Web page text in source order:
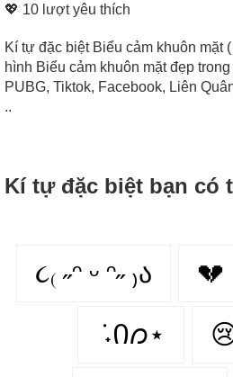
💖 10 lượt yêu thích
Kí tự đặc biệt Biểu cảm khuôn mặt
hình Biểu cảm khuôn mặt đẹp
PUBG, Tiktok, Facebook, Liên
..
Kí tự đặc biệt bạn có
૮₍ ˶ᵔ ᵕ ᵔ˶ ₎ა 💔
݁ ˖Ი𐑼⋆